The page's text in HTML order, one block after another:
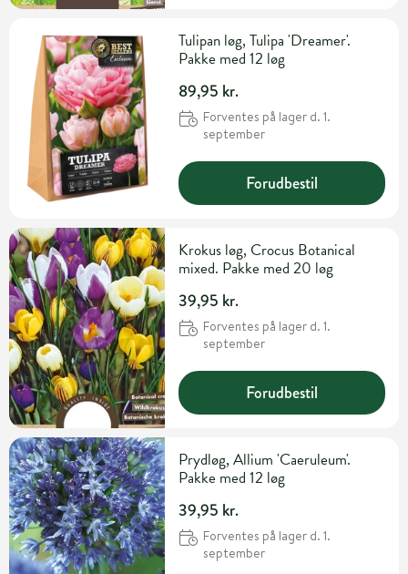
Tulipan løg, Tulipa 'Dreamer'.
Pakke med 12 løg
89,95 kr.
Forventes på lager d. 1.
september
Forudbestil
Krokus løg, Crocus Botanical
mixed. Pakke med 20 løg
39,95 kr.
Forventes på lager d. 1.
september
Forudbestil
Prydløg, Allium 'Caeruleum'.
Pakke med 12 løg
39,95 kr.
Forventes på lager d. 1.
september